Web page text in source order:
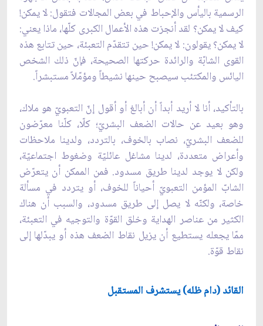
الرسمية باليأس والإحباط في بعض المجالات فتقول: لا يمكن!
كيف لا يمكن؟ لقد أنجزت هذه الأعمال الكبرى كلّها، ماذا يعني:
لا يمكن؟ يقولون: لا يمكن! حين تتقدّم التعبئة، حين تتابع هذه
القوى الشابّة والرائدة حركتها الصحيحة، فإنّ ذلك الشخص
اليائس والمكتئب سيصبح حينها نشيطاً ومؤمّلاً مستبشراً.
بالتأكيد، أنا لا أريد أبداً أن أبالغ أو أقول إنّ التعبويّ هو ملاك،
وهو بعيد عن حالات الضعف البشريّ؛ كلّا، كلّنا معرّضون
للضعف البشريّ، نصاب بالخوف، بالتردد، ولدينا ملاحظات
وأعراض متعددة، لدينا مشاغل عائليّة وضغوط اجتماعيّة،
ولكن لا يوجد لدينا طريق مسدود. فمن الممكن أن يتعرّض
الشابّ المؤمن التعبويّ أحياناً للخوف، أو يتردد في مسألة
خاصة، ولكنّه لا يصل إلى طريق مسدود، والسبب أن هناك
الكثير من عناصر الهداية وخلق القوّة والتوجيه في التعبئة،
ممّا يجعله يستطيع أن يزيل نقاط الضعف هذه أو يبدّلها إلى
نقاط قوّة.
القائد (دام ظله) يستشرف المستقبل